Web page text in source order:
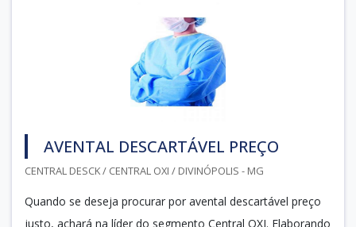
AVENTAL DESCARTÁVEL PREÇO
CENTRAL DESCK / CENTRAL OXI / DIVINÓPOLIS - MG
Quando se deseja procurar por avental descartável preço
justo, achará na líder do segmento Central OXI. Elaborando